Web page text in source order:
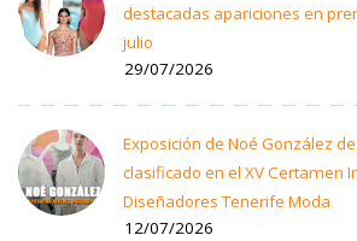
destacadas apariciones en
julio
29/07/2026
Exposición de Noé González
clasificado en el XV Certamen
Diseñadores Tenerife Moda
12/07/2026